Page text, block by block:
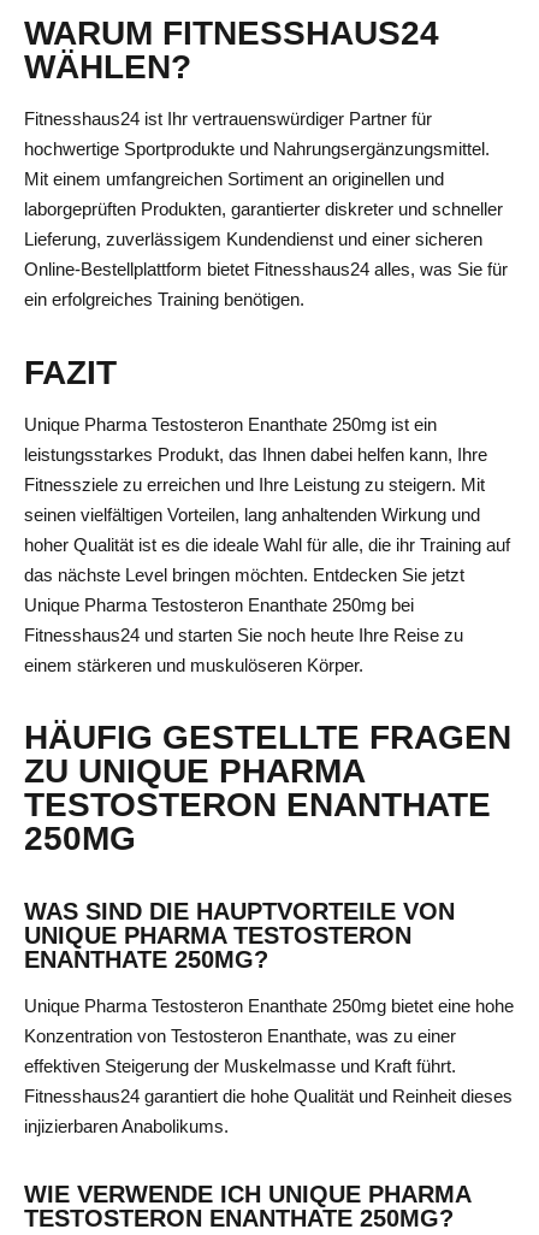
WARUM FITNESSHAUS24
WÄHLEN?
Fitnesshaus24 ist Ihr vertrauenswürdiger Partner für
hochwertige Sportprodukte und Nahrungsergänzungsmittel.
Mit einem umfangreichen Sortiment an originellen und
laborgeprüften Produkten, garantierter diskreter und schneller
Lieferung, zuverlässigem Kundendienst und einer sicheren
Online-Bestellplattform bietet Fitnesshaus24 alles, was Sie für
ein erfolgreiches Training benötigen.
FAZIT
Unique Pharma Testosteron Enanthate 250mg ist ein
leistungsstarkes Produkt, das Ihnen dabei helfen kann, Ihre
Fitnessziele zu erreichen und Ihre Leistung zu steigern. Mit
seinen vielfältigen Vorteilen, lang anhaltenden Wirkung und
hoher Qualität ist es die ideale Wahl für alle, die ihr Training auf
das nächste Level bringen möchten. Entdecken Sie jetzt
Unique Pharma Testosteron Enanthate 250mg bei
Fitnesshaus24 und starten Sie noch heute Ihre Reise zu
einem stärkeren und muskulöseren Körper.
HÄUFIG GESTELLTE FRAGEN
ZU UNIQUE PHARMA
TESTOSTERON ENANTHATE
250MG
WAS SIND DIE HAUPTVORTEILE VON
UNIQUE PHARMA TESTOSTERON
ENANTHATE 250MG?
Unique Pharma Testosteron Enanthate 250mg bietet eine hohe
Konzentration von Testosteron Enanthate, was zu einer
effektiven Steigerung der Muskelmasse und Kraft führt.
Fitnesshaus24 garantiert die hohe Qualität und Reinheit dieses
injizierbaren Anabolikums.
WIE VERWENDE ICH UNIQUE PHARMA
TESTOSTERON ENANTHATE 250MG?